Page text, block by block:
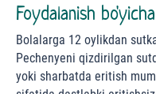
Foydalanish
Bolalarga 12 oylikdan
Pechenyeni qizdirilgan
yoki sharbatda eritish